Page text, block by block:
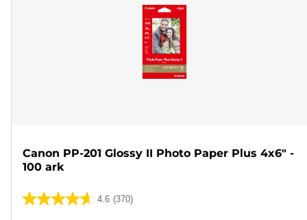
Canon PP-201 Glossy II Photo Paper Plus 4x6" -
100 ark
4.6 (370)
4.6